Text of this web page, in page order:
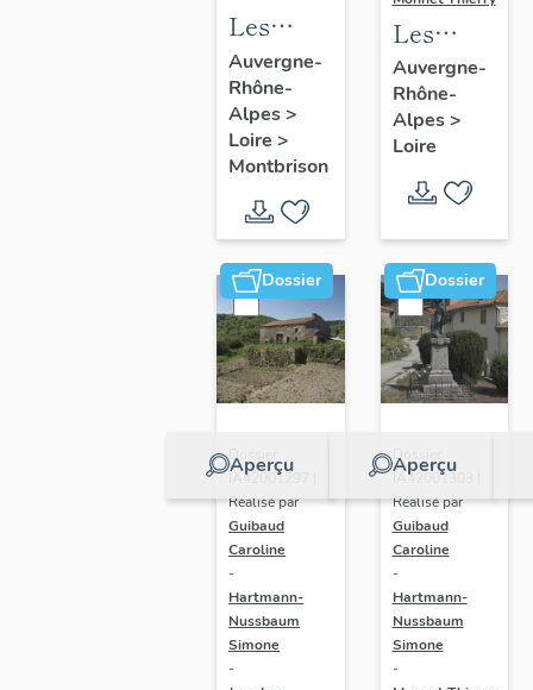
Les
immeubles
de la
commune
de
Montbrison
Auvergne-
Rhône-
Alpes>
Loire >
Montbrison
Les
cuvages
du
canton
et de la
commune
de Sail-
sous-
Couzan
Auvergne-
Rhône-
Alpes>
Loire
Dossier
Aperçu
Dossier
IA42001297 |
Réalisé par
Guibaud
Caroline
-
Hartmann-
Nussbaum
Simone
-
Dossier
Aperçu
Dossier
IA42001303 |
Réalisé par
Guibaud
Caroline
-
Hartmann-
Nussbaum
Simone
-